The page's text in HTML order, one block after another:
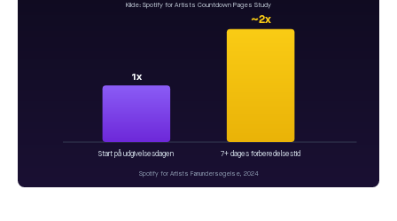
Kilde: Spotify for Artists Countdown Pages Study
1x
Start på udgivelsesdagen
~2x
7+ dages forberedelsestid
Spotify for Artists Fanundersøgelse, 2024